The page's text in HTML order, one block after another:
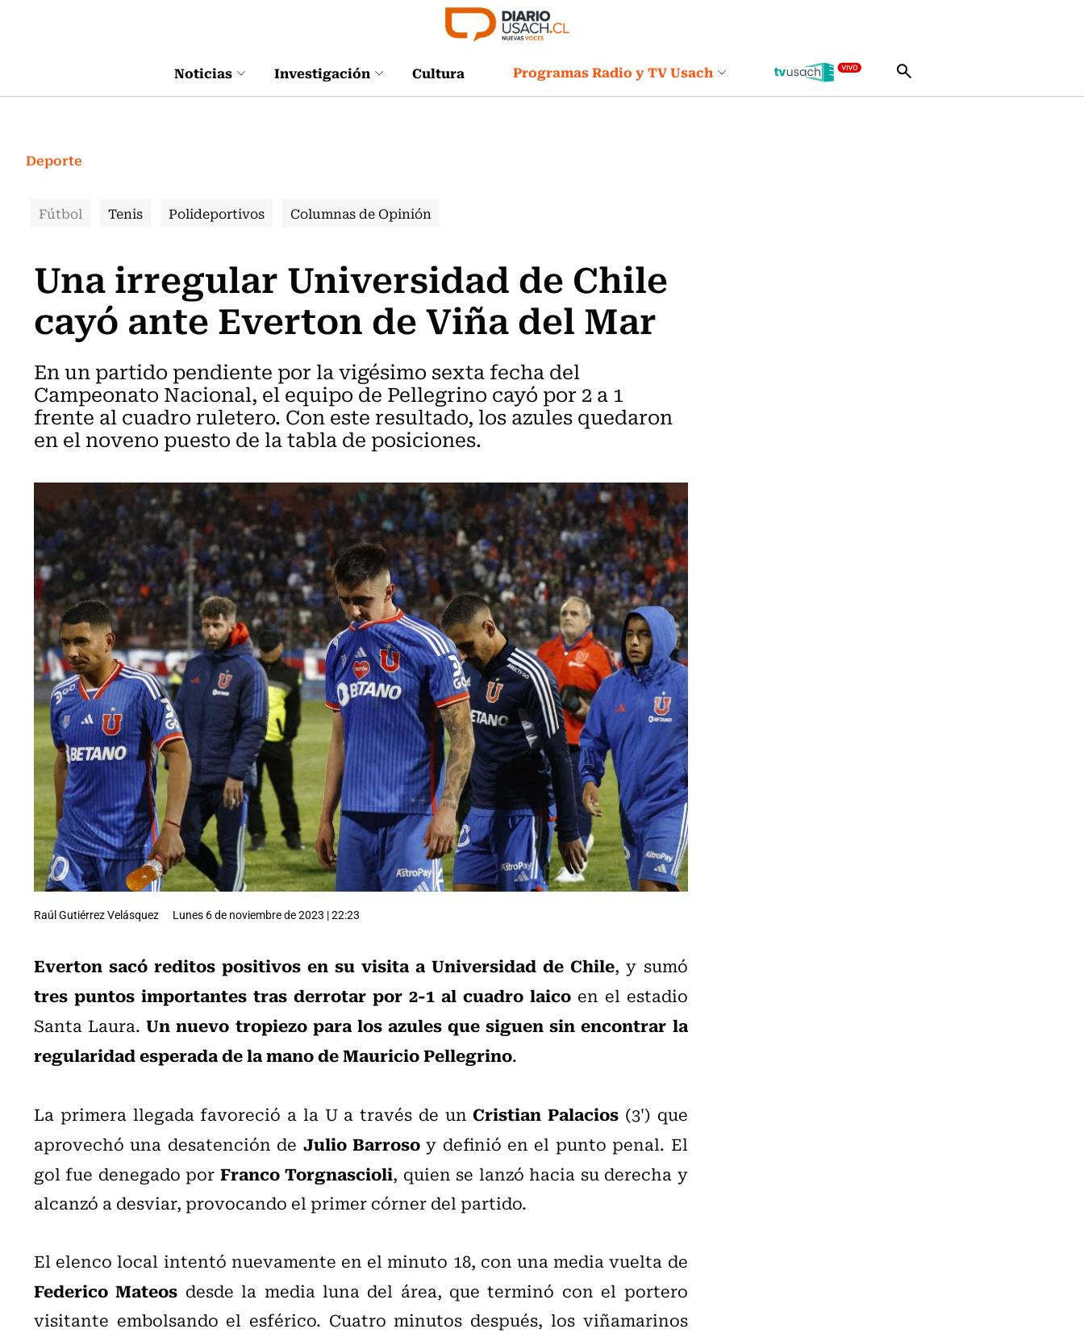
Noticias Investigación Cultura Programas Radio y TV Usach
Deporte
Fútbol Tenis Polideportivos Columnas de Opinión
Una irregular Universidad de Chile
cayó ante Everton de Viña del Mar
En un partido pendiente por la vigésimo sexta fecha del
Campeonato Nacional, el equipo de Pellegrino cayó por 2 a 1
frente al cuadro ruletero. Con este resultado, los azules quedaron
en el noveno puesto de la tabla de posiciones.
Raúl Gutiérrez Velásquez Lunes 6 de noviembre de 2023 | 22:23
Everton sacó reditos positivos en su visita a Universidad de Chile, y sumó
tres puntos importantes tras derrotar por 2-1 al cuadro laicoen el estadio
Santa Laura.Un nuevo tropiezo para los azules que siguen sin encontrar la
regularidad esperada de la mano de Mauricio Pellegrino.
La primera llegada favoreció a la U a través de unCristian Palacios (3') que
aprovechó una desatención de Julio Barrosoy definió en el punto penal. El
gol fue denegado por Franco Torgnascioli, quien se lanzó hacia su derecha y
alcanzó a desviar, provocando el primer córner del partido.
El elenco local intentó nuevamente en el minuto 18, con una media vuelta de
Federico Mateos desde la media luna del área, que terminó con el portero
visitante embolsando el esférico. Cuatro minutos después, los viñamarinos